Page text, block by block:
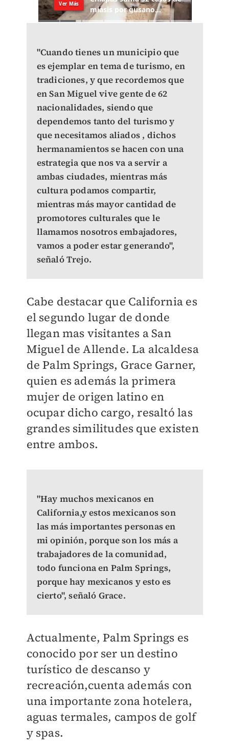
"Cuando tienes un municipio que
es ejemplar en tema de turismo, en
tradiciones, y que recordemos que
en San Miguel vive gente de 62
nacionalidades, siendo que
dependemos tanto del turismo y
que necesitamos aliados , dichos
hermanamientos se hacen con una
estrategia que nos va a servir a
ambas ciudades, mientras más
cultura podamos compartir,
mientras más mayor cantidad de
promotores culturales que le
llamamos nosotros embajadores,
vamos a poder estar generando",
señaló Trejo.
Cabe destacar que California es
el segundo lugar de donde
llegan mas visitantes a San
Miguel de Allende. La alcaldesa
de Palm Springs, Grace Garner,
quien es además la primera
mujer de origen latino en
ocupar dicho cargo, resaltó las
grandes similitudes que existen
entre ambos.
"Hay muchos mexicanos en
California,y estos mexicanos son
las más importantes personas en
mi opinión, porque son los más a
trabajadores de la comunidad,
todo funciona en Palm Springs,
porque hay mexicanos y esto es
cierto", señaló Grace.
Actualmente, Palm Springs es
conocido por ser un destino
turístico de descanso y
recreación,cuenta además con
una importante zona hotelera,
aguas termales, campos de golf
y spas.